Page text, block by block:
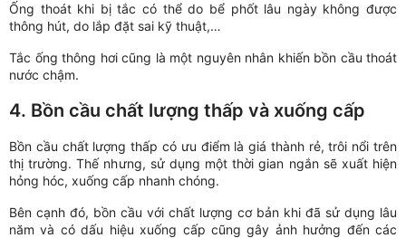
Ống thoát khi bị tắc có thể do bể phốt lâu ngày không được
thông hút, do lắp đặt sai kỹ thuật,…
Tắc ống thông hơi cũng là một nguyên nhân khiến bồn cầu thoát
nước chậm.
4. Bồn cầu chất lượng thấp và xuống cấp
Bồn cầu chất lượng thấp có ưu điểm là giá thành rẻ, trôi nổi trên
thị trường. Thế nhưng, sử dụng một thời gian ngắn sẽ xuất hiện
hỏng hóc, xuống cấp nhanh chóng.
Bên cạnh đó, bồn cầu với chất lượng cơ bản khi đã sử dụng lâu
năm và có dấu hiệu xuống cấp cũng gây ảnh hưởng đến các